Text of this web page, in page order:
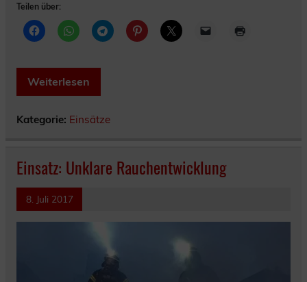
Teilen über:
Weiterlesen
Kategorie: Einsätze
Einsatz: Unklare Rauchentwicklung
8. Juli 2017